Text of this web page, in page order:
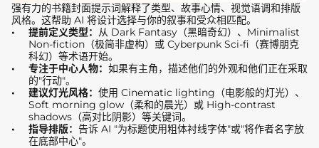
强有力的书籍封面提示词解释了类型、故事心情、视觉语调和排版
风格。这帮助 AI 将设计选择与你的叙事和受众相匹配。
提前定义类型：
从 Dark Fantasy（黑暗奇幻）、Minimalist
Non-fiction（极简非虚构）或 Cyberpunk Sci-fi（赛博朋克
科幻）等术语开始。
专注于中心人物： 如果有主角，描述他们的外观和他们正在采取
的"行动"。
建议灯光风格： 使用 Cinematic lighting（电影般的灯光）、
Soft morning glow（柔和的晨光）或 High-contrast
shadows（高对比阴影）等关键词。
指导排版： 告诉 AI "为标题使用粗体衬线字体"或"将作者名字放
在底部中心"。